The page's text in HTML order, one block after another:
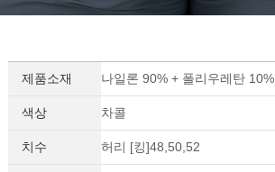
제품소재 나일론 90% + 폴리우레탄 10%
색상 차콜
치수 허리 [킹]48,50,52